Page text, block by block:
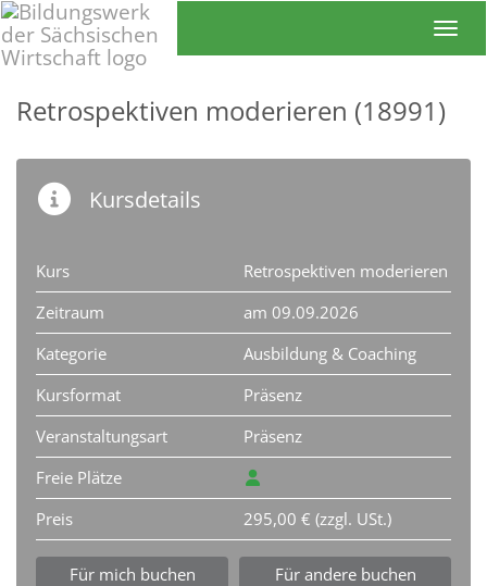
Retrospektiven moderieren (18991)
Kursdetails
Kurs
Retrospektiven moderieren
Zeitraum
am 09.09.2026
Kategorie
Ausbildung & Coaching
Kursformat
Präsenz
Veranstaltungsart
Präsenz
Freie Plätze
Preis
295,00 € (zzgl. USt.)
Für mich buchen Für andere buchen